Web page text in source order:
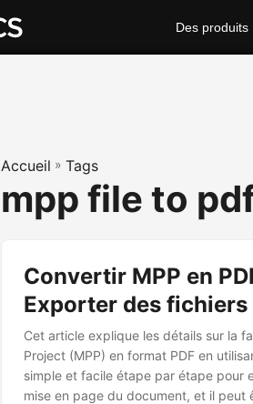
Des produits
Accueil » Tags
mpp file to
Convertir MPP en
Exporter des
Cet article explique les détails sur la
Project (MPP) en format PDF en
simple et facile étape par étape pour
mise en page du document, et il peut